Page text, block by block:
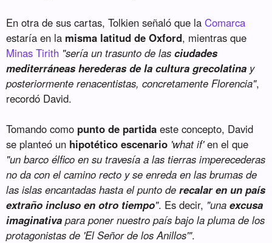
En otra de sus cartas, Tolkien señaló que laComarca
estaría en la misma latitud de Oxford, mientras que
Minas Tirith "sería un trasunto de lasciudades
mediterráneas herederas de la cultura grecolatina y
posteriormente renacentistas, concretamente Florencia",
recordó David.
Tomando como punto de partida este concepto, David
se planteó un hipotético escenario 'what if'en el que
"un barco élfico en su travesía a las tierras imperecederas
no da con el camino recto y se enreda en las brumas de
las islas encantadas hasta el punto derecalar en un país
extraño incluso en otro tiempo". Es decir, "unaexcusa
imaginativa para poner nuestro país bajo la pluma de los
protagonistas de 'El Señor de los Anillos'".